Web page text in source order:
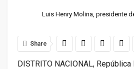
Luis Henry Molina, presidente
Share
DISTRITO NACIONAL, República